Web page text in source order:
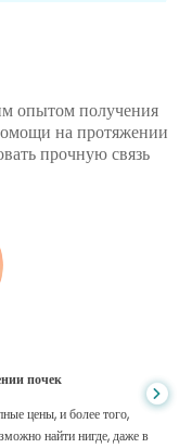
опытом получения
на протяжении
прочную связь
GoMedii, которые
в Индию для лечения.